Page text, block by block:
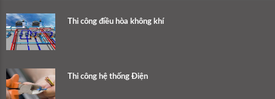
Thi công điều hòa không khí
Thi công hệ thống Điện